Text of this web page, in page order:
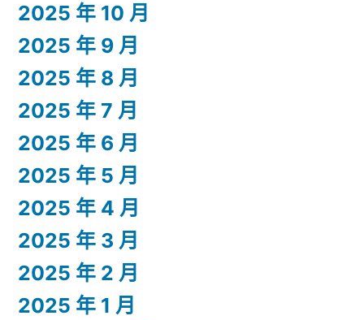
2025 年 10 月
2025 年 9 月
2025 年 8 月
2025 年 7 月
2025 年 6 月
2025 年 5 月
2025 年 4 月
2025 年 3 月
2025 年 2 月
2025 年 1 月